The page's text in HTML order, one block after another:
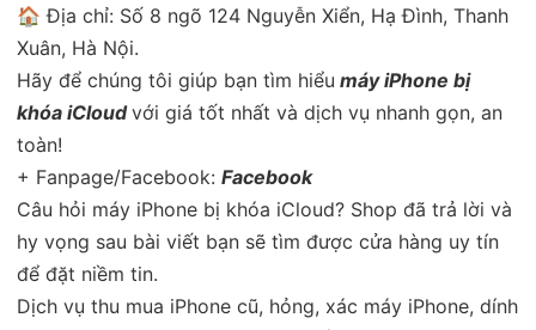
🏠 Địa chỉ: Số 8 ngõ 124 Nguyễn Xiển, Hạ Đình, Thanh
Xuân, Hà Nội.
Hãy để chúng tôi giúp bạn tìm hiểu máy iPhone bị
khóa iCloudvới giá tốt nhất và dịch vụ nhanh gọn, an
toàn!
+ Fanpage/Facebook: Facebook
Câu hỏi máy iPhone bị khóa iCloud? Shop đã trả lời và
hy vọng sau bài viết bạn sẽ tìm được cửa hàng uy tín
để đặt niềm tin.
Dịch vụ thu mua iPhone cũ, hỏng, xác máy iPhone, dính